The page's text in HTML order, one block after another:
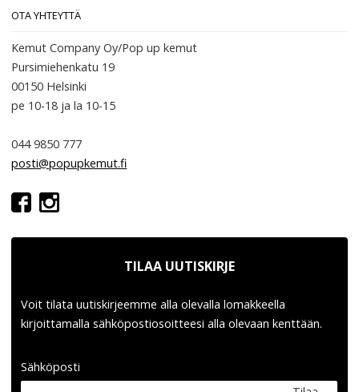
OTA YHTEYTTÄ
Kemut Company Oy/Pop up kemut
Pursimiehenkatu 19
00150 Helsinki
pe 10-18 ja la 10-15
044 9850 777
posti@popupkemut.fi
TILAA UUTISKIRJE
Voit tilata uutiskirjeemme alla olevalla lomakkeella
kirjoittamalla sähköpostiosoitteesi alla olevaan kenttään.
Sähköposti